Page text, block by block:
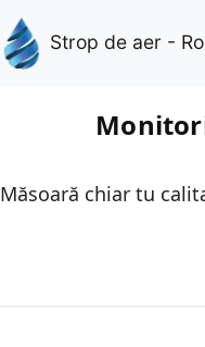
Strop de aer -
Măsoară chiar tu